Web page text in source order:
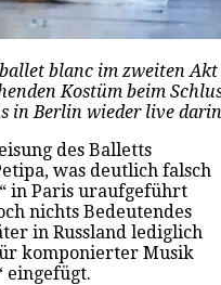
blanc im zweiten
Kostüm beim
in Berlin wieder live
des Balletts
was deutlich falsch
in Paris uraufgeführt
nichts Bedeutendes
in Russland lediglich
komponierter Musik
eingefügt.